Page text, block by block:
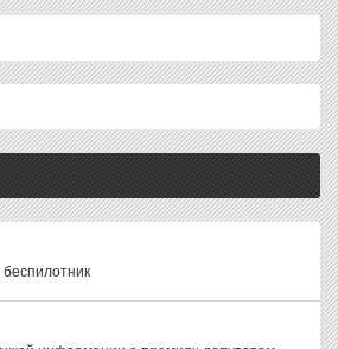
беспилотник